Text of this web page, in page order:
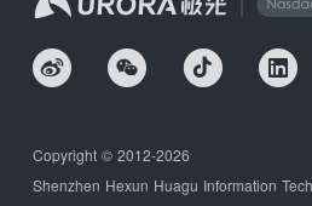
Copyright © 2012-2026
Shenzhen Hexun Huagu Information